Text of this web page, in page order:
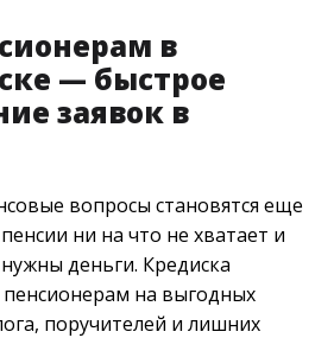
в
— быстрое
заявок в
вопросы становятся еще
ни на что не хватает и
деньги. Кредиска
на выгодных
поручителей и лишних